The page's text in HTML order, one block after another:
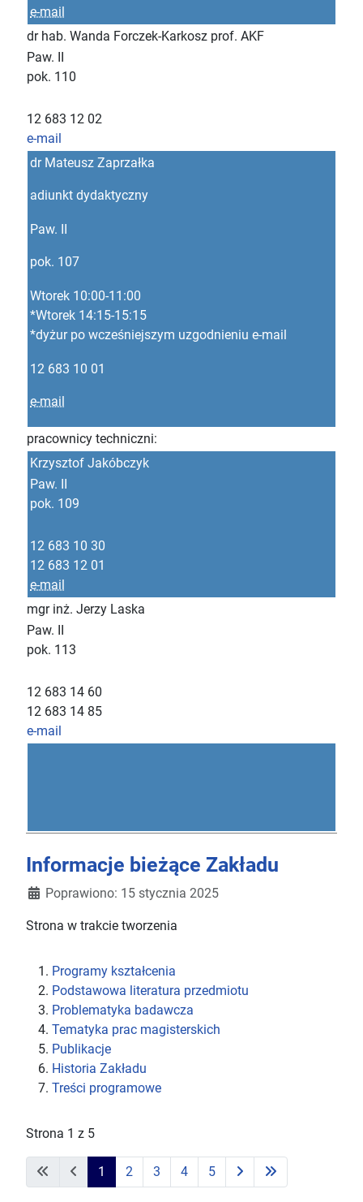
e-mail
dr hab. Wanda Forczek-Karkosz prof. AKF
Paw. II
pok. 110
12 683 12 02
e-mail
dr Mateusz Zaprzałka
adiunkt dydaktyczny
Paw. II
pok. 107
Wtorek 10:00-11:00
*Wtorek 14:15-15:15
*dyżur po wcześniejszym uzgodnieniu e-mail
12 683 10 01
e-mail
pracownicy techniczni:
Krzysztof Jakóbczyk
Paw. II
pok. 109
12 683 10 30
12 683 12 01
e-mail
mgr inż. Jerzy Laska
Paw. II
pok. 113
12 683 14 60
12 683 14 85
e-mail
Informacje bieżące Zakładu
Poprawiono: 15 stycznia 2025
Strona w trakcie tworzenia
Programy kształcenia
Podstawowa literatura przedmiotu
Problematyka badawcza
Tematyka prac magisterskich
Publikacje
Historia Zakładu
Treści programowe
Strona 1 z 5
1 2 3 4 5